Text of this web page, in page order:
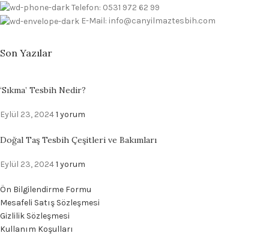
Telefon: 0531 972 62 99
E-Mail: info@canyilmaztesbih.com
Son Yazılar
‘Sıkma’ Tesbih Nedir?
Eylül 23, 20241 yorum
Doğal Taş Tesbih Çeşitleri ve Bakımları
Eylül 23, 20241 yorum
Ön Bilgilendirme Formu
Mesafeli Satış Sözleşmesi
Gizlilik Sözleşmesi
Kullanım Koşulları